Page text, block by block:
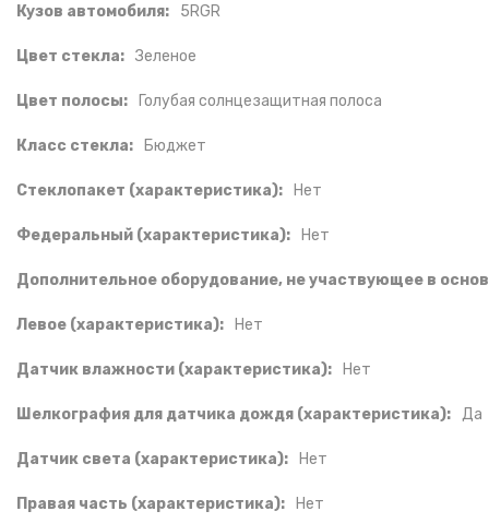
Кузов автомобиля: 5RGR
Цвет стекла: Зеленое
Цвет полосы: Голубая солнцезащитная полоса
Класс стекла: Бюджет
Стеклопакет (характеристика): Нет
Федеральный (характеристика): Нет
Дополнительное оборудование, не участвующее в
Левое (характеристика): Нет
Датчик влажности (характеристика): Нет
Шелкография для датчика дождя (характеристика): Да
Датчик света (характеристика): Нет
Правая часть (характеристика): Нет